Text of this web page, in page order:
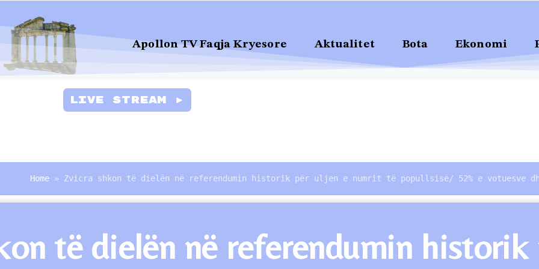
Apollon TV Faqja Kryesore Aktualitet Bota Ekonomi
Live Stream ►
Home » Zvicra shkon të dielën në referendumin historik për uljen e numrit të popullsisë/ 52% e votuesve
të dielën në referendumin